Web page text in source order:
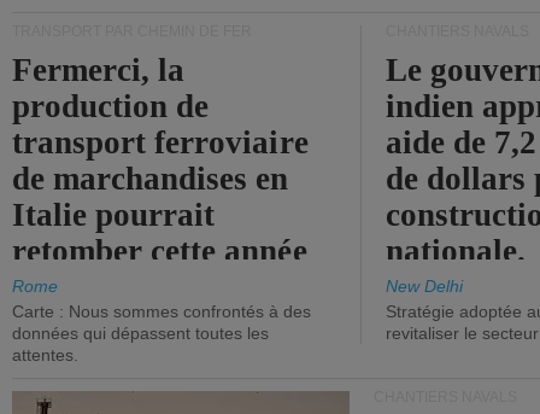
Fermerci, la
production de
transport ferroviaire
de marchandises en
Italie pourrait
retomber cette année
aux niveaux de 2015.
Rome
Carte : Nous sommes confrontés à des
données qui dépassent toutes les
attentes.
Le
indien
aide de
de dollars
nationale.
New Delhi
Stratégie adoptée
revitaliser le secteur